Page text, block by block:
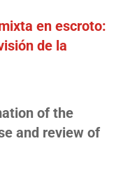
en escroto:
de la
of the
and review of